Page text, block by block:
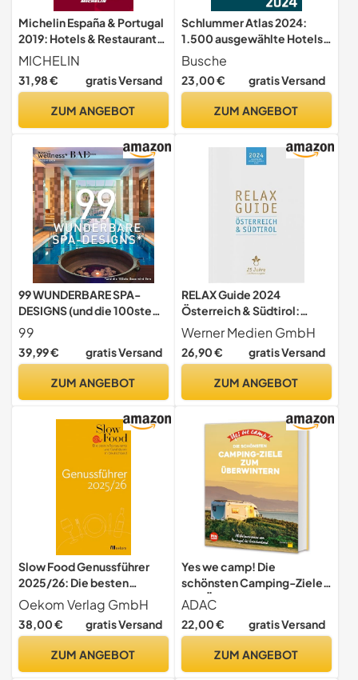
Michelin España & Portugal
2019: Hotels & Restaurants
(MICHELIN Hotelführer)
MICHELIN
31,98 € gratis Versand
ZUM ANGEBOT
Schlummer Atlas 2024:
1.500 ausgewählte Hotels
für Urlaub und Städtetrip
Busche
23,00 € gratis Versand
ZUM ANGEBOT
99 WUNDERBARE SPA-
DESIGNS (und die 100ste
Oase wird Ihre). Ein
Bildband voll Inspiration,
um traumhafte
erleben, zu gestalten und
99
39,99 € gratis Versand
ZUM ANGEBOT
RELAX Guide 2024
Österreich & Südtirol:
Jubiläumsausgabe 25 Jahre
– mit eBook und Scan-App
Werner Medien GmbH
26,90 € gratis Versand
ZUM ANGEBOT
Slow Food Genussführer
2025/26: Die besten
Restaurants und Gasthäuser
in Deutschland. Der
Restaurantguide für
mit regionaler,
Oekom Verlag GmbH
38,00 € gratis Versand
ZUM ANGEBOT
Yes we camp! Die
schönsten Camping-Ziele
zum Überwintern (PiNCAMP
powered by ADAC)
ADAC
22,00 € gratis Versand
ZUM ANGEBOT